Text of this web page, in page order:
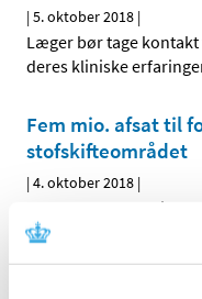
|5. oktober 2018 |
Læger bør tage
deres kliniske
Fem mio. afsat til
stofskifteområdet
|4. oktober 2018 |
Der er afsat fem mio.
behandling af patienter